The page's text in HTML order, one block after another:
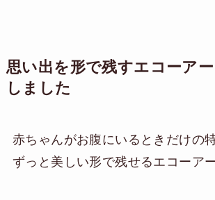
思い出を形で残すエコーア
しました
赤ちゃんがお腹にいるときだけの
ずっと美しい形で残せるエコーアー